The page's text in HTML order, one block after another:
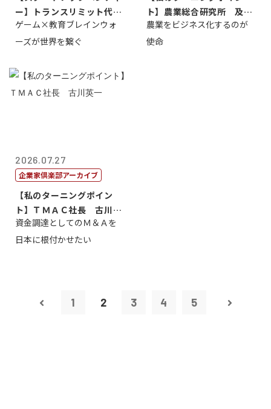
ー】トランスリミット代表
取締役社長 ...
ゲーム×教育ブレインウォ
ーズが世界を繋ぐ
ト】農業総合研究所 及川
智正
農業をビジネス化するのが
使命
2026.07.27
企業家倶楽部アーカイブ
【私のターニングポイン
ト】ＴＭＡＣ社長 古川英
一
資金調達としてのＭ＆Ａを
日本に根付かせたい
1 2 3 4 5